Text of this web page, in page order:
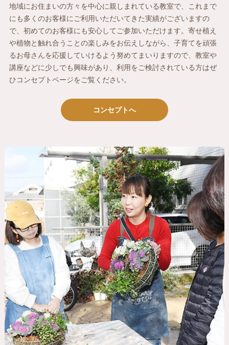
地域にお住まいの方々を中心に親しまれている教室で、これまで
にも多くのお客様にご利用いただいてきた実績がございますの
で、初めてのお客様にも安心してご参加いただけます。寄せ植え
や植物と触れ合うことの楽しみをお伝えしながら、子育てを頑張
るお母さんを応援していけるよう努めてまいりますので、教室や
講座などに少しでも興味があり、利用をご検討されている方はぜ
ひコンセプトページをご覧ください。
コンセプトへ